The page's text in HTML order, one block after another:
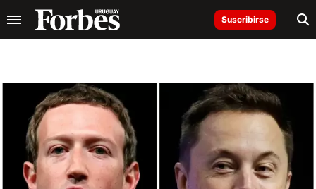
Suscribirse